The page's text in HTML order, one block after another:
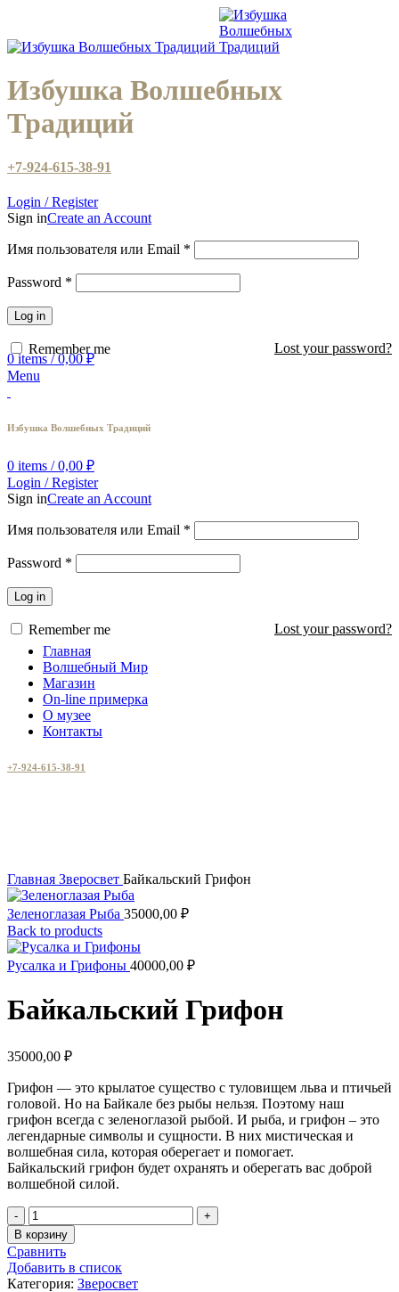
Избушка Волшебных
Традиций
+7-924-615-38-91
Login / Register
Sign inCreate an Account
Имя пользователя или Email *
Password *
Log in
Lost your password?
Remember me
0items / 0,00₽
Menu
Избушка Волшебных Традиций
0 items / 0,00 ₽
Login / Register
Sign inCreate an Account
Имя пользователя или Email *
Password *
Log in
Lost your password?
Remember me
Главная
Волшебный Мир
Магазин
On-line примерка
О музее
Контакты
+7-924-615-38-91
Главная Зверосвет Байкальский Грифон
Зеленоглазая Рыба 35000,00 ₽
Back to products
Русалка и Грифоны 40000,00 ₽
Байкальский Грифон
35000,00 ₽
Грифон — это крылатое существо с туловищем льва и птичьей
головой. Но на Байкале без рыбы нельзя. Поэтому наш
грифон всегда с зеленоглазой рыбой. И рыба, и грифон – это
легендарные символы и сущности. В них мистическая и
волшебная сила, которая оберегает и помогает.
Байкальский грифон будет охранять и оберегать вас доброй
волшебной силой.
Количество
товара
Байкальский
Грифон
В корзину
Сравнить
Добавить в список
Категория: Зверосвет